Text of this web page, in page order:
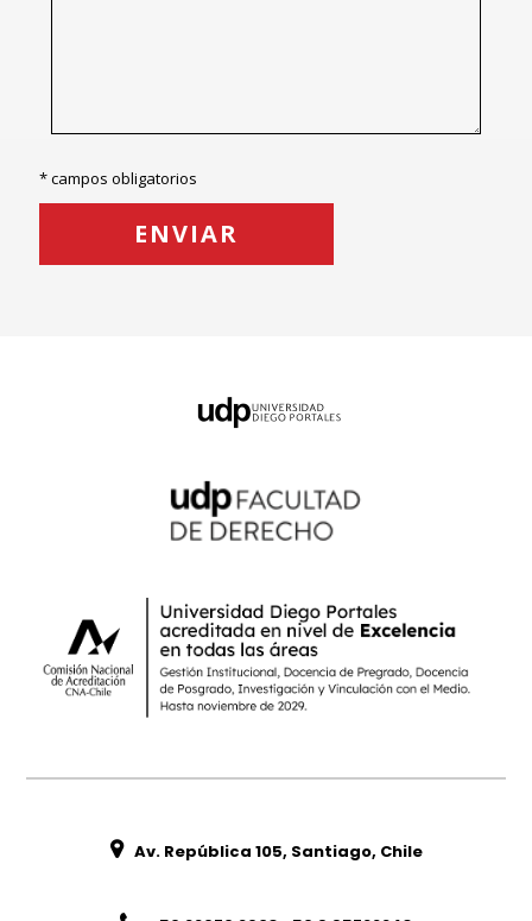
* campos obligatorios
ENVIAR
Av. República 105, Santiago, Chile